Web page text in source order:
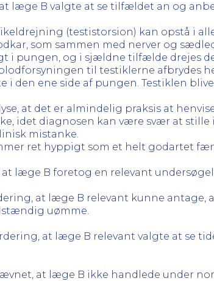
læge B valgte at se tilfældet an og
(testistorsion) kan opstå i
som sammen med nerver og
i pungen, og i sjældne tilfælde drejes
til testiklerne afbrydes
i den ene side af pungen. Testiklen
at det er almindelig praksis at
idet diagnosen kan være svær at
mistanke.
ret hyppigt som et helt godartet
læge B foretog en relevant
at læge B relevant kunne antage,
uømme.
at læge B relevant valgte at se
at læge B ikke handlede under